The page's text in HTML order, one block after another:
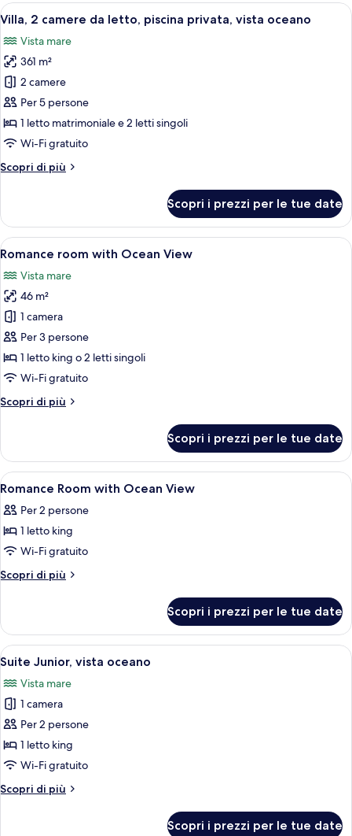
Apri
tutte
le
foto
per
Villa,
2
camere
letto,
vista
oceano
Una camera da letto moderna con
11
Villa, 2 camere da letto, piscina privata, vista oceano
Vista mare
361 m²
2 camere
Per 5 persone
1 letto matrimoniale e 2 letti singoli
Wi-Fi gratuito
Scopri di più
Altri
2
camere
da
piscina
privata,
vista
oceano
Scopri i prezzi per le tue date
Apri
tutte
le
foto
per
Romance
room
with
View
Una camera d'albergo moderna con
4
Romance room with Ocean View
Vista mare
46 m²
1 camera
Per 3 persone
1 letto king o 2 letti singoli
Wi-Fi gratuito
Scopri di più
Altri
room
with
Ocean
Scopri i prezzi per le tue date
Apri
tutte
le
foto
per
Romance
Ocean
View
Biancheria da letto di alta qualità,
7
Romance Room with Ocean View
Per 2 persone
1 letto king
Wi-Fi gratuito
Scopri di più
Altri
Room
with
Ocean
Scopri i prezzi per le tue date
Apri
tutte
le
foto
per
Suite
Junior,
oceano
Camera d'hotel con un letto
6
Suite Junior, vista oceano
Vista mare
1 camera
Per 2 persone
1 letto king
Wi-Fi gratuito
Scopri di più
Altri
Scopri i prezzi per le tue date